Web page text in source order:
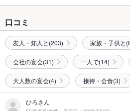
口コミ
友人・知人と(203) 家族・子供と
会社の宴会(31) 一人で(14)
大人数の宴会(4) 接待・会食(3)
ひろさん